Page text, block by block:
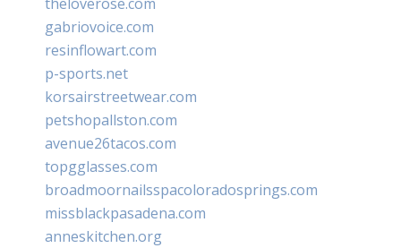
gabriovoice.com
resinflowart.com
p-sports.net
korsairstreetwear.com
petshopallston.com
avenue26tacos.com
topgglasses.com
broadmoornailsspacoloradosprings.com
missblackpasadena.com
anneskitchen.org